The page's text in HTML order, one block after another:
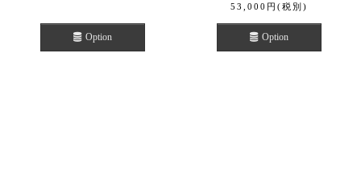
Option
53,000 円 (税別)
Option